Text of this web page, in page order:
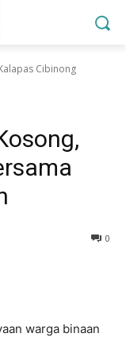
Cibinong
0
warga binaan